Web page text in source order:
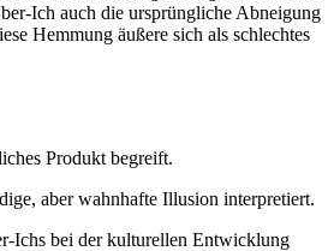
Ich auch die ursprüngliche Abneigung
Hemmung äußere sich als schlechtes
Produkt begreift.
aber wahnhafte Illusion interpretiert.
Ichs bei der kulturellen Entwicklung